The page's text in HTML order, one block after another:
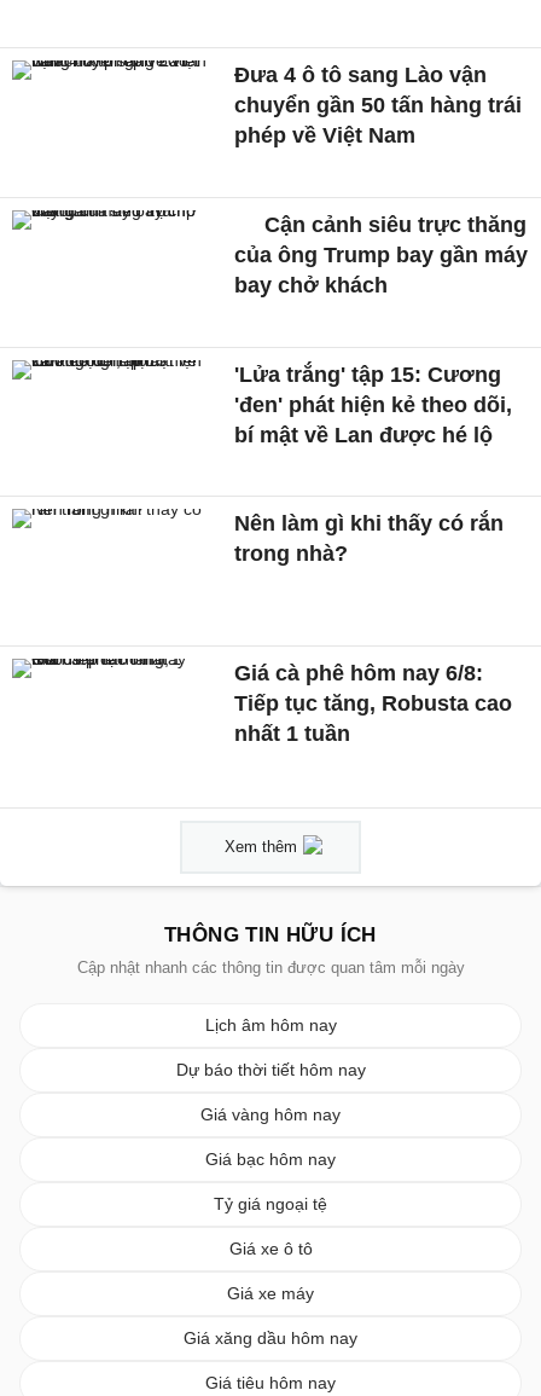
Đưa 4 ô tô sang Lào vận
chuyển gần 50 tấn hàng trái
phép về Việt Nam
Cận cảnh siêu trực thăng
của ông Trump bay gần máy
bay chở khách
'Lửa trắng' tập 15: Cương
'đen' phát hiện kẻ theo dõi,
bí mật về Lan được hé lộ
Nên làm gì khi thấy có rắn
trong nhà?
Giá cà phê hôm nay 6/8:
Tiếp tục tăng, Robusta cao
nhất 1 tuần
Xem thêm
THÔNG TIN HỮU ÍCH
Cập nhật nhanh các thông tin được quan tâm mỗi ngày
Lịch âm hôm nay
Dự báo thời tiết hôm nay
Giá vàng hôm nay
Giá bạc hôm nay
Tỷ giá ngoại tệ
Giá xe ô tô
Giá xe máy
Giá xăng dầu hôm nay
Giá tiêu hôm nay